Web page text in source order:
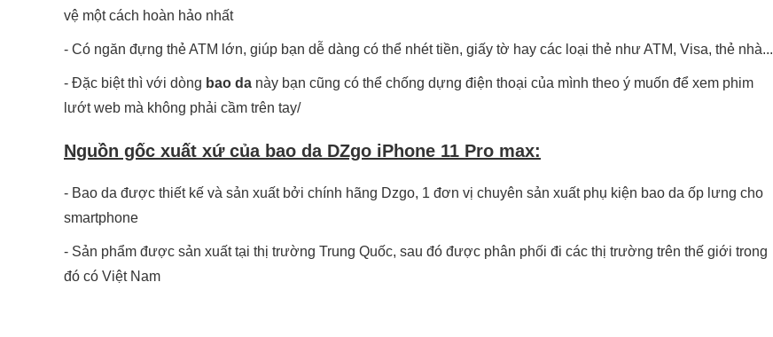
vệ một cách hoàn hảo nhất
- Có ngăn đựng thẻ ATM lớn, giúp bạn dễ dàng có thể nhét tiền, giấy tờ hay các loại thẻ như ATM, Visa, thẻ nhà...
- Đặc biệt thì với dòng bao da này bạn cũng có thể chống dựng điện thoại của mình theo ý muốn để xem phim
lướt web mà không phải cầm trên tay/
Nguồn gốc xuất xứ của bao da DZgo iPhone 11 Pro max:
- Bao da được thiết kế và sản xuất bởi chính hãng Dzgo, 1 đơn vị chuyên sản xuất phụ kiện bao da ốp lưng cho
smartphone
- Sản phẩm được sản xuất tại thị trường Trung Quốc, sau đó được phân phối đi các thị trường trên thế giới trong
đó có Việt Nam